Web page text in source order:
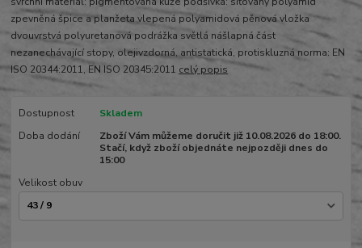
zpevněná špice a planžeta vlepená polyamidová pěnová vložka
dvouvrstvá polyuretanová podrážka světlá nášlapná část
nezanechávající stopy, olejivzdorná, antistatická, protiskluzná norma: EN
ISO 20344:2011, EN ISO 20345:2011 celý popis
Dostupnost
Skladem
Doba dodání
Zboží Vám můžeme doručit již 10.08.2026 do 18:00.
Stačí, když zboží objednáte nejpozději dnes do
15:00
Velikost obuv